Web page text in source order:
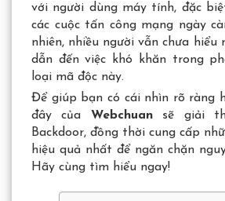
với người dùng máy tính, đặc
các cuộc tấn công mạng ngày
nhiên, nhiều người vẫn chưa hiểu
dẫn đến việc khó khăn trong
loại mã độc này.
Để giúp bạn có cái nhìn rõ ràng
đây của Webchuansẽ giải
Backdoor, đồng thời cung cấp
hiệu quả nhất để ngăn chặn
Hãy cùng tìm hiểu ngay!